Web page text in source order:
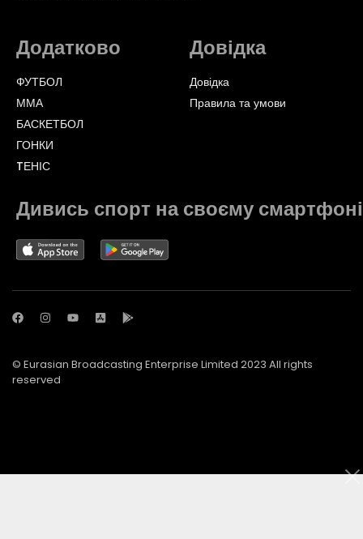
Додатково
ФУТБОЛ
ММА
БАСКЕТБОЛ
ГОНКИ
TЕНІС
Довідка
Довідка
Правила та умови
Дивись спорт на своєму смартфоні
© Eurasian Broadcasting Enterprise Limited 2023 All rights
reserved